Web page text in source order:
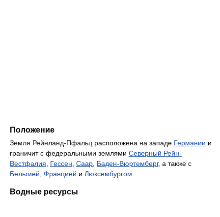
Положение
Земля Рейнланд-Пфальц расположена на западе Германии и
граничит с федеральными землями Северный Рейн-
Вестфалия
Гессен Саар Баден-Вюртемберг, а также с
Бельгией Францией и Люксембургом
Водные ресурсы